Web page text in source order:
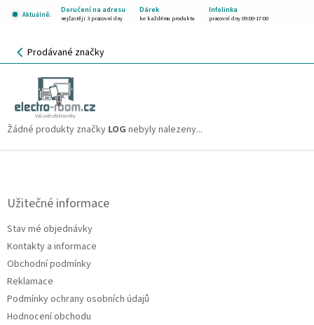
Aktuálně:
Doručení na adresu Dárek Infolinka
nejčastěji 3 pracovní dny ke každému produktu pracovní dny 09:00-17:00
NÁKUPNÍ
KOŠÍK
Prodávané značky
Žádné produkty značky LOG nebyly nalezeny...
Z
Užitečné informace
Stav mé objednávky
Kontakty a informace
Obchodní podmínky
Reklamace
Podmínky ochrany osobních údajů
Hodnocení obchodu